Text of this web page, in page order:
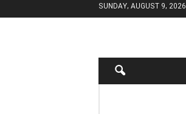
SUNDAY, AUGUST 9, 2026